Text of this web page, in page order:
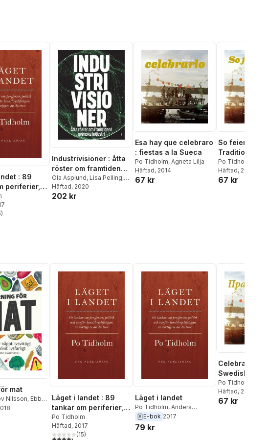
: 89
periferier,
varför
är
du trorTotalt antal röster:
)
Industrivisioner : åtta
röster om framtidens
svenska industri
Ola Asplund, Lisa Pelling,
Po Tidholm,Lena
Abrahamsson
Häftad, 2020
202 kr
Esa hay que celebraro
: fiestas a la Sueca
Po Tidholm, Agneta Lilja
Häftad, 2014
67 kr
So feiern die
Traditionen
Festbräuche
Po Tidholm
Häftad, 2015
67 kr
mat
Nilsson, Ebbe
Rydén
Läget i landet : 89
tankar om periferier,
politik och varför
landsbygdsfrågan är
viktigare än du tror
Po Tidholm
Häftad, 2017
4,3utav 5 stjärnor. Totalt antal röster:
(15)
Läget i landet
Po Tidholm, Anders
Teglund
E-bok 2017
79 kr
Celebrating
Swedish way :
traditions and
festivities
Po Tidholm
Häftad, 2004
67 kr